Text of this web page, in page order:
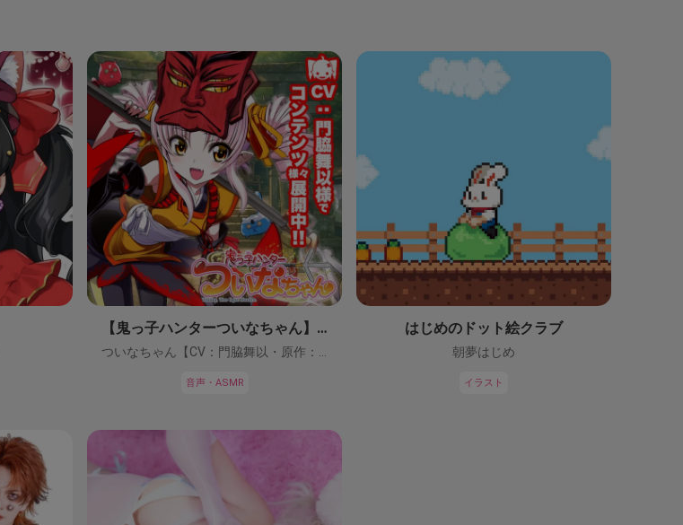
【鬼っ子ハンターついなちゃん】（CV：門脇舞以）プロジェクト！
音声・ASMR
はじめのドット絵クラブ
朝夢はじめ
イラスト